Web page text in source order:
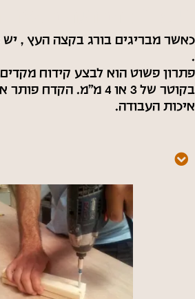
כאשר מבריגים בורג בקצה העץ ,
.
פתרון פשוט הוא לבצע קידוח
בקוטר של 3 או 4 מ"מ.
איכות העבודה.